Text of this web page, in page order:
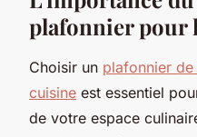
plafonnier pour
Choisir un plafonnier
cuisine est essentiel
de votre espace